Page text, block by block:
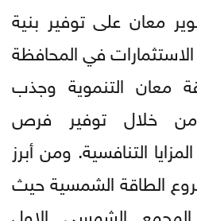
معان على توفير بنية
في المحافظة
معان التنموية وجذب
من خلال توفير فرص
التنافسية. ومن أبرز
الطاقة الشمسية حيث
الشمسي الاول